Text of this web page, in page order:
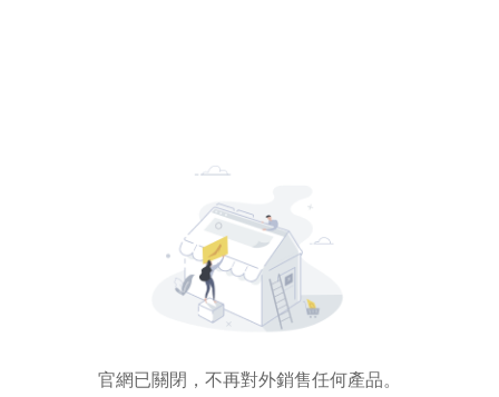
官網已關閉，不再對外銷售任何產品。